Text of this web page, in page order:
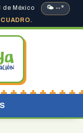
de México
🌤 --°